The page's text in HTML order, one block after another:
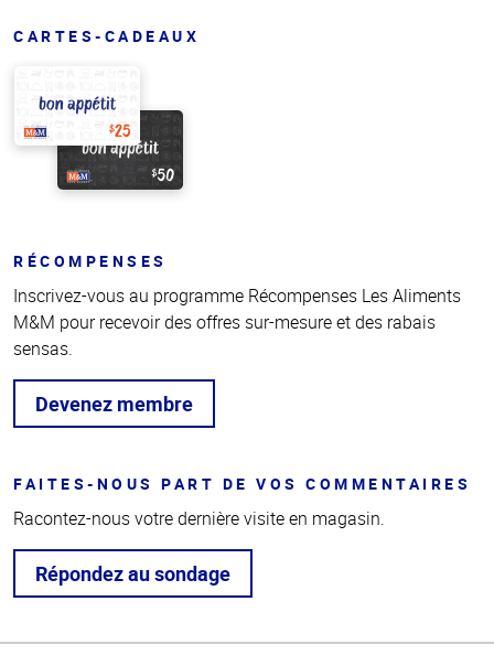
CARTES-CADEAUX
RÉCOMPENSES
Inscrivez-vous au programme Récompenses Les Aliments
M&M pour recevoir des offres sur-mesure et des rabais
sensas.
Devenez membre
FAITES-NOUS PART DE VOS COMMENTAIRES
Racontez-nous votre dernière visite en magasin.
Répondez au sondage